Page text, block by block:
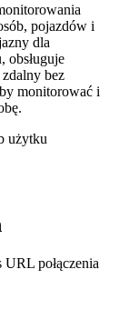
pojazdów i
dla
obsługuje
bez
monitorować i
użytku
połączenia